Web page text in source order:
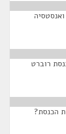
רוברט
הכנסת?